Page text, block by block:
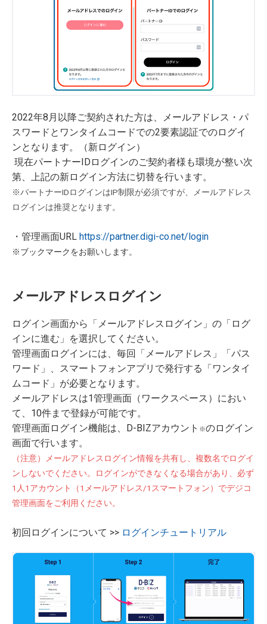
2022年8月以降ご契約された方は、メールアドレス・パ
スワードとワンタイムコードでの2要素認証でのログイ
ンとなります。（新ログイン）
現在パートナーIDログインのご契約者様も環境が整い次
第、上記の新ログイン方法に切替を行います。
※パートナーIDログインはIP制限が必須ですが、メールアドレス
ログインは推奨となります。
・管理画面URL https://partner.digi-co.net/login
※ブックマークをお願いします。
メールアドレスログイン
ログイン画面から「メールアドレスログイン」の「ログ
インに進む」を選択してください。
管理画面ログインには、毎回「メールアドレス」「パス
ワード」、スマートフォンアプリで発行する「ワンタイ
ムコード」が必要となります。
メールアドレスは1管理画面（ワークスペース）におい
て、10件まで登録が可能です。
管理画面ログイン機能は、D-BIZアカウント ※のログイン
画面で行います。
（注意）メールアドレスログイン情報を共有し、複数名でログイ
ンしないでください。ログインができなくなる場合があり、必ず
1人1アカウント（1メールアドレス/1スマートフォン）でデジコ
管理画面をご利用ください。
初回ログインについて >> ログインチュートリアル